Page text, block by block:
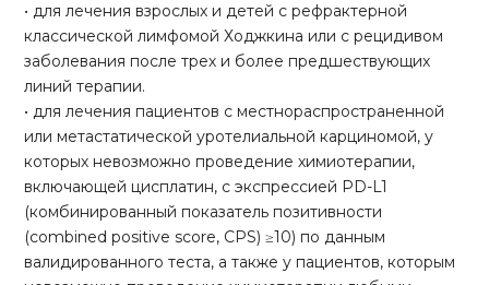
• для лечения взрослых и детей с рефрактерной
классической лимфомой Ходжкина или с рецидивом
заболевания после трех и более предшествующих
линий терапии.
• для лечения пациентов с местнораспространенной
или метастатической уротелиальной карциномой, у
которых невозможно проведение химиотерапии,
включающей цисплатин, с экспрессией PD-L1
(комбинированный показатель позитивности
(combined positive score, CPS) ≥10) по данным
валидированного теста, а также у пациентов, которым